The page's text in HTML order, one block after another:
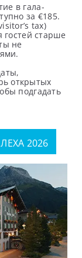
в гала-
за €185.
tax)
гостей старше
не
открытых
подгадать
2026